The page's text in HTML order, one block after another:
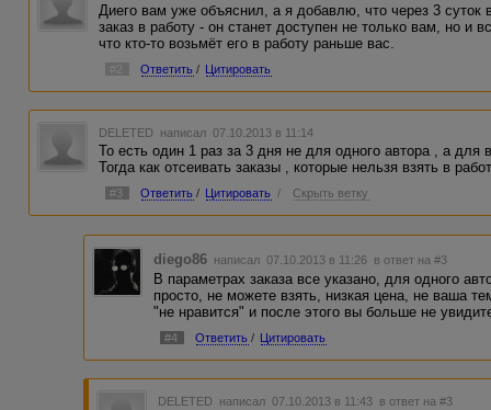
Диего вам уже объяснил, а я добавлю, что через 3 суток
заказ в работу - он станет доступен не только вам, но
что кто-то возьмёт его в работу раньше вас.
#2 Ответить / Цитировать
DELETED написал 07.10.2013 в 11:14
То есть один 1 раз за 3 дня не для одного автора , а для
Тогда как отсеивать заказы , которые нельзя взять в
#3 Ответить / Цитировать / Скрыть ветку
diego86 написал 07.10.2013 в 11:26 в ответ на #3
В параметрах заказа все указано, для одного
просто, не можете взять, низкая цена, не ваша
"не нравится" и после этого вы больше не
#4 Ответить / Цитировать
DELETED написал 07.10.2013 в 11:43 в ответ на #3